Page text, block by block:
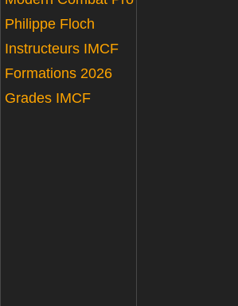
Philippe Floch
Instructeurs IMCF
Formations 2026
Grades IMCF